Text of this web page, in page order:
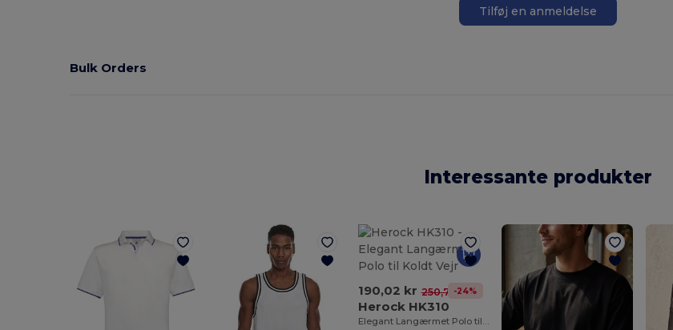
Tilføj en anmeldelse
Bulk Orders
Interessante produkter
190,02 kr 250,77 kr
-24%
Herock HK310
Elegant Langærmet Polo til Koldt Vejr